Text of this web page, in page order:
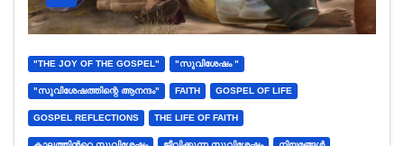
"THE JOY OF THE GOSPEL" "സുവിശേഷം "
"സുവിശേഷത്തിന്റെ ആനന്ദം" FAITH GOSPEL OF LIFE
GOSPEL REFLECTIONS THE LIFE OF FAITH